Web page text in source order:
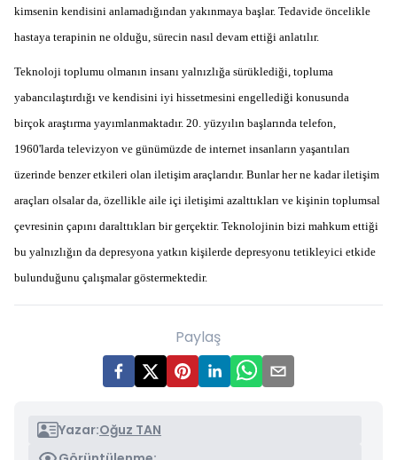
kimsenin kendisini anlamadığından yakınmaya başlar. Tedavide öncelikle
hastaya terapinin ne olduğu, sürecin nasıl devam ettiği anlatılır.
Teknoloji toplumu olmanın insanı yalnızlığa sürüklediği, topluma
yabancılaştırdığı ve kendisini iyi hissetmesini engellediği konusunda
birçok araştırma yayımlanmaktadır. 20. yüzyılın başlarında telefon,
1960'larda televizyon ve günümüzde de internet insanların yaşantıları
üzerinde benzer etkileri olan iletişim araçlarıdır. Bunlar her ne kadar iletişim
araçları olsalar da, özellikle aile içi iletişimi azalttıkları ve kişinin toplumsal
çevresinin çapını daralttıkları bir gerçektir. Teknolojinin bizi mahkum ettiği
bu yalnızlığın da depresyona yatkın kişilerde depresyonu tetikleyici etkide
bulunduğunu çalışmalar göstermektedir.
Paylaş
Yazar:Oğuz TAN